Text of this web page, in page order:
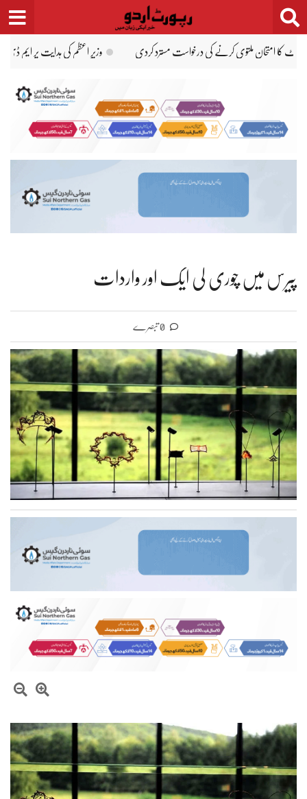
Skip
to
ملتوی، اب 20 ستمبر کو ہوگا کراچی میں پولیس مقابلہ کیس: ملزم شاہ زیب
پیرس میں چوری کی ایک اور واردات
0 تبصرے